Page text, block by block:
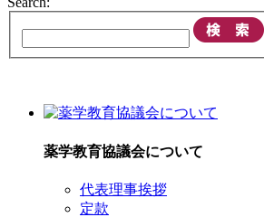
薬学教育協議会について
代表理事挨拶
定款